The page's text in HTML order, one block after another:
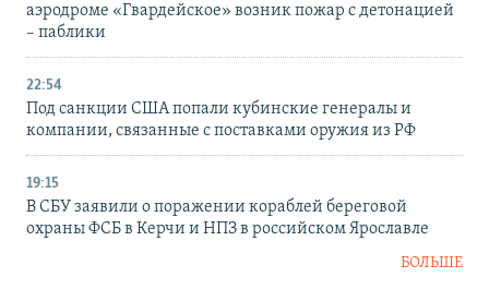
аэродроме «Гвардейское» возник пожар с детонацией
– паблики
22:54
Под санкции США попали кубинские генералы и
компании, связанные с поставками оружия из РФ
19:15
В СБУ заявили о поражении кораблей береговой
охраны ФСБ в Керчи и НПЗ в российском Ярославле
БОЛЬШЕ